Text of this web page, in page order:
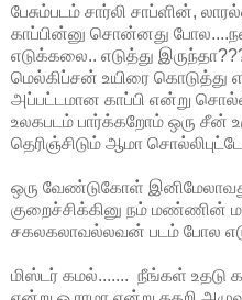
பேசும்படம் சார்லி சாப்ளின்,
காப்பின்னு சொன்னது
எடுக்கலை.. எடுத்து
மெல்கிப்சன் உயிரை கொடுத்து
அப்பட்டமான காப்பி என்று
உலகபடம் பார்க்கறோம் ஒரு சீன்
தெரிஞ்சிடும் ஆமா
ஒரு வேண்டுகோள்
குறைச்சிக்கினு நம் மண்ணின்
சகலகலாவல்லவன் படம் போல
மிஸ்டர் கமல்....... நீங்கள் உதடு